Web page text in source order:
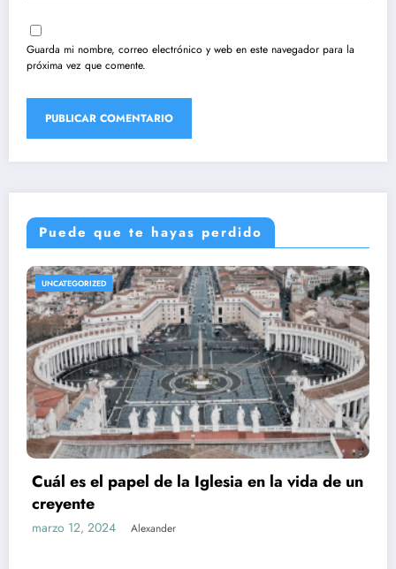
Guarda mi nombre, correo electrónico y web en este navegador para la
próxima vez que comente.
Puede que te hayas perdido
UNCATEGORIZED
Cuál es el papel de la Iglesia en la vida de un
creyente
marzo 12, 2024 Alexander